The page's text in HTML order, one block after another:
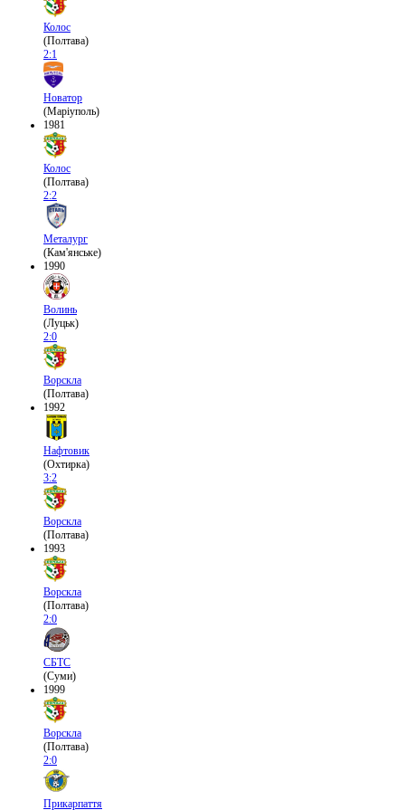
Колос
(Полтава)
2:1
Новатор
(Маріуполь)
1981
Колос
(Полтава)
2:2
Металург
(Кам'янське)
1990
Волинь
(Луцьк)
2:0
Ворскла
(Полтава)
1992
Нафтовик
(Охтирка)
3:2
Ворскла
(Полтава)
1993
Ворскла
(Полтава)
2:0
СБТС
(Суми)
1999
Ворскла
(Полтава)
2:0
Прикарпаття